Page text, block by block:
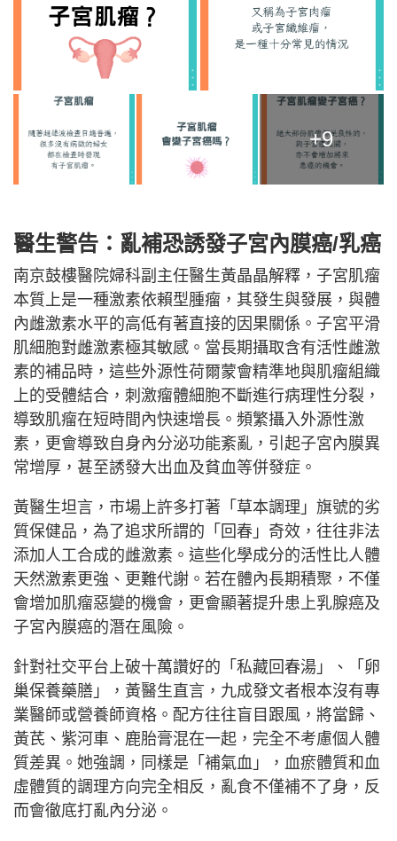
+9
醫生警告：亂補恐誘發子宮內膜癌/乳癌
南京鼓樓醫院婦科副主任醫生黃晶晶解釋，子宮肌瘤
本質上是一種激素依賴型腫瘤，其發生與發展，與體
內雌激素水平的高低有著直接的因果關係。子宮平滑
肌細胞對雌激素極其敏感。當長期攝取含有活性雌激
素的補品時，這些外源性荷爾蒙會精準地與肌瘤組織
上的受體結合，刺激瘤體細胞不斷進行病理性分裂，
導致肌瘤在短時間內快速增長。頻繁攝入外源性激
素，更會導致自身內分泌功能紊亂，引起子宮內膜異
常增厚，甚至誘發大出血及貧血等併發症。
黃醫生坦言，市場上許多打著「草本調理」旗號的劣
質保健品，為了追求所謂的「回春」奇效，往往非法
添加人工合成的雌激素。這些化學成分的活性比人體
天然激素更強、更難代謝。若在體內長期積聚，不僅
會增加肌瘤惡變的機會，更會顯著提升患上乳腺癌及
子宮內膜癌的潛在風險。
針對社交平台上破十萬讚好的「私藏回春湯」、「卵
巢保養藥膳」，黃醫生直言，九成發文者根本沒有專
業醫師或營養師資格。配方往往盲目跟風，將當歸、
黃芪、紫河車、鹿胎膏混在一起，完全不考慮個人體
質差異。她強調，同樣是「補氣血」，血瘀體質和血
虛體質的調理方向完全相反，亂食不僅補不了身，反
而會徹底打亂內分泌。